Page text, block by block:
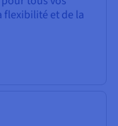
flexibilité et de la